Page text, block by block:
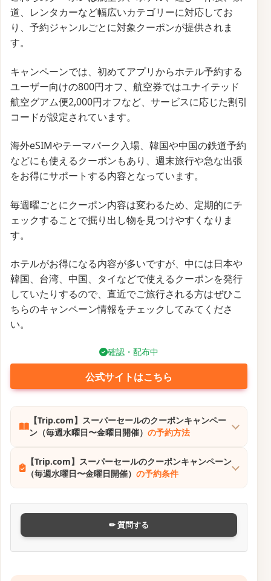
エアソウルはLCCでありながら、広めの座席やUSBポ
ート、充電コンセントなどの機内設備が充実してお
り、快適な空の旅を提供しています。
さらに、15kgまでの受託手荷物が無料（運賃クラスに
よる）で、コストパフォーマンスに優れた選択肢とな
っています。
このキャンペーンは、韓国旅行を計画している方にと
って、航空券をお得に手配する絶好のチャンスです。
締切済み
公式サイトはこちら
得になるキャンペーンの予約方法
【Trip.com】韓国・ソウル旅行ならエアソウルがお得
になるキャンペーンの予約条件
✏ 質問する
【Trip.com】大韓航空で韓国へ行こうク
ーポンキャンペーン